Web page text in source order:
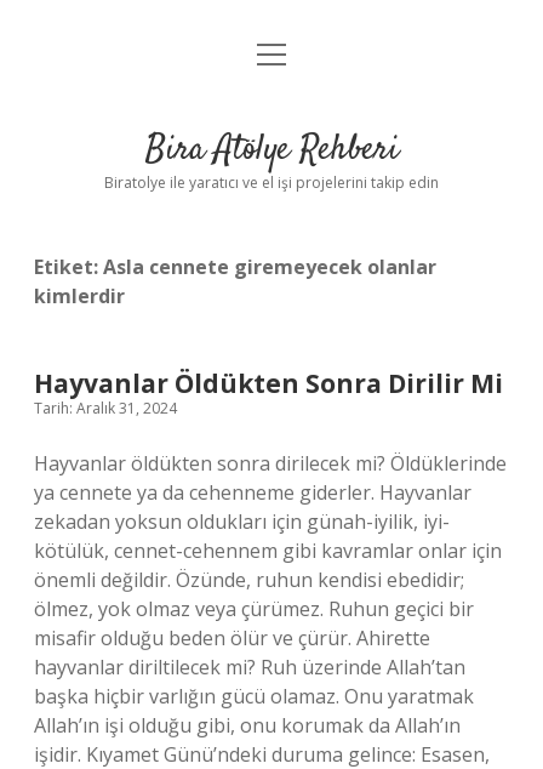
Anasayfa
Yasal Uyarı
menüyü
Bira Atölye Rehberi
Biratolye ile yaratıcı ve el işi projelerini takip edin
Etiket:Asla cennete giremeyecek olanlar
kimlerdir
Hayvanlar Öldükten Sonra Dirilir Mi
Tarih: Aralık 31, 2024
Hayvanlar öldükten sonra dirilecek mi? Öldüklerinde
ya cennete ya da cehenneme giderler. Hayvanlar
zekadan yoksun oldukları için günah-iyilik, iyi-
kötülük, cennet-cehennem gibi kavramlar onlar için
önemli değildir. Özünde, ruhun kendisi ebedidir;
ölmez, yok olmaz veya çürümez. Ruhun geçici bir
misafir olduğu beden ölür ve çürür. Ahirette
hayvanlar diriltilecek mi? Ruh üzerinde Allah’tan
başka hiçbir varlığın gücü olamaz. Onu yaratmak
Allah’ın işi olduğu gibi, onu korumak da Allah’ın
işidir. Kıyamet Günü’ndeki duruma gelince: Esasen,